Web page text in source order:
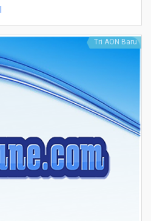
Tri AON Baru